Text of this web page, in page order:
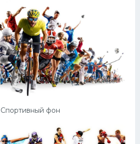
Спортивный фон